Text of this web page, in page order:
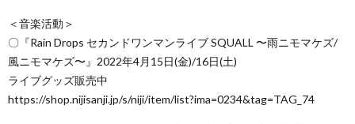
＜音楽活動＞
〇『Rain Drops セカンドワンマンライブ SQUALL 〜雨ニモマケズ/
風ニモマケズ〜』2022年4月15日(金)/16日(土)
ライブグッズ販売中
https://shop.nijisanji.jp/s/niji/item/list?ima=0234&tag=TAG_74